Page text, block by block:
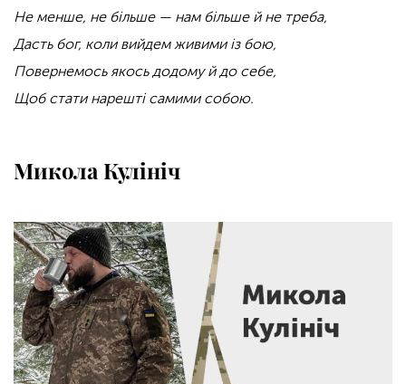
Не менше, не більше — нам більше й не треба,
Дасть бог, коли вийдем живими із бою,
Повернемось якось додому й до себе,
Щоб стати нарешті самими собою.
Микола Кулініч